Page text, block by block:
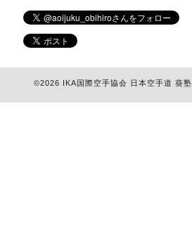
©2026 IKA国際空手協会 日本空手道 葵塾